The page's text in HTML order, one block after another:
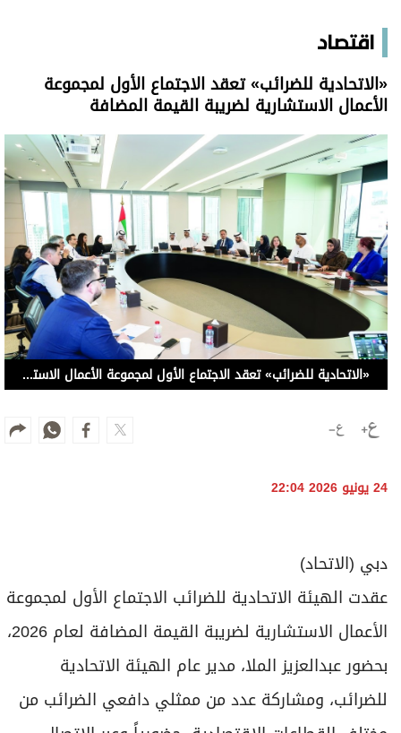
اقتصاد
«الاتحادية للضرائب» تعقد الاجتماع الأول لمجموعة
الأعمال الاستشارية لضريبة القيمة المضافة
«الاتحادية للضرائب» تعقد الاجتماع الأول لمجموعة الأعمال الاستشارية لضريبة القيمة المضافة
24 يونيو 2026 22:04
دبي (الاتحاد)
عقدت الهيئة الاتحادية للضرائب الاجتماع الأول لمجموعة
الأعمال الاستشارية لضريبة القيمة المضافة لعام 2026،
بحضور عبدالعزيز الملا، مدير عام الهيئة الاتحادية
للضرائب، ومشاركة عدد من ممثلي دافعي الضرائب من